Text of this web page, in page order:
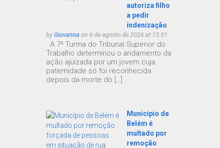
autoriza filho
a pedir
indenização
by Giovanna on 6 de agosto de 2026 at 15:51
A 7ª Turma do Tribunal Superior do
Trabalho determinou o andamento da
ação ajuizada por um jovem cuja
paternidade só foi reconhecida
depois da morte do […]
Município de
Belém é
multado por
remoção